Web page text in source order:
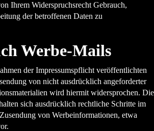
Ihrem Widerspruchsrecht Gebrauch,
der betroffenen Daten zu
Werbe-Mails
der Impressumspflicht veröffentlichten
von nicht ausdrücklich angeforderter
wird hiermit widersprochen. Die
sich ausdrücklich rechtliche Schritte im
von Werbeinformationen, etwa